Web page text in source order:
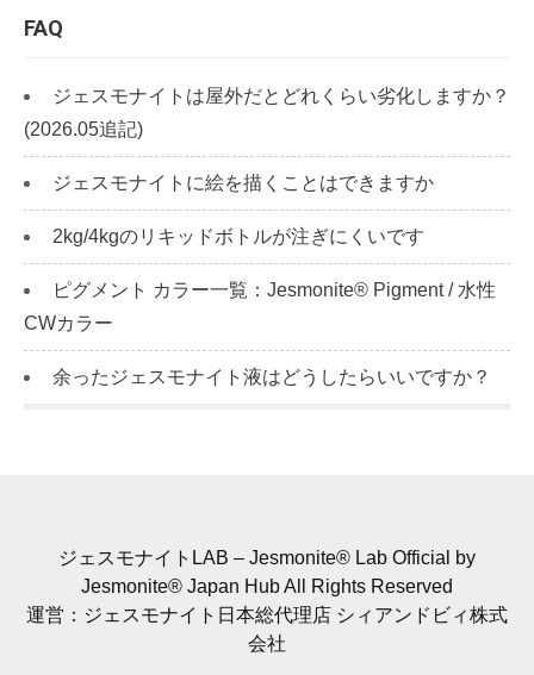
FAQ
ジェスモナイトは屋外だとどれくらい劣化しますか？
(2026.05追記)
ジェスモナイトに絵を描くことはできますか
2kg/4kgのリキッドボトルが注ぎにくいです
ピグメント カラー一覧：Jesmonite® Pigment / 水性
CWカラー
余ったジェスモナイト液はどうしたらいいですか？
ジェスモナイトLAB – Jesmonite® Lab Official by
Jesmonite® Japan Hub All Rights Reserved
運営：ジェスモナイト日本総代理店 シィアンドビィ株式
会社